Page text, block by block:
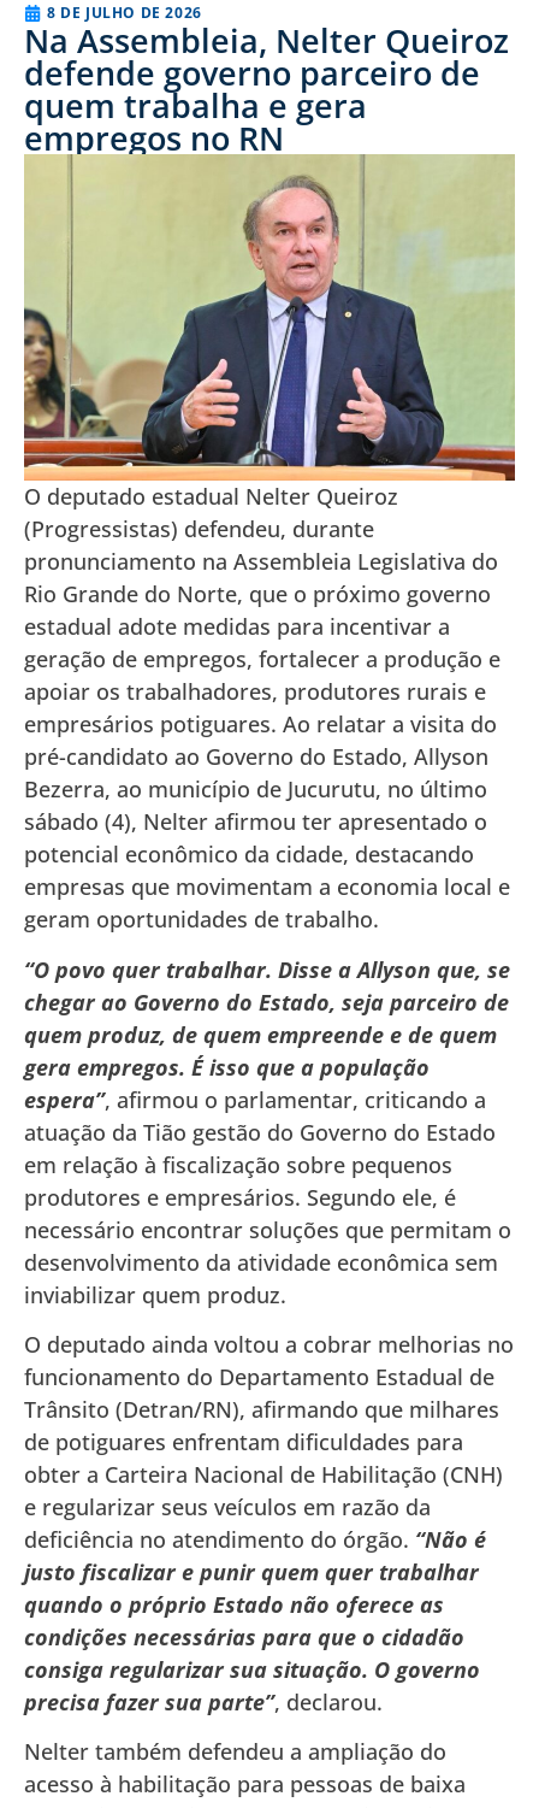
8 DE JULHO DE 2026
Na Assembleia, Nelter Queiroz
defende governo parceiro de
quem trabalha e gera
empregos no RN
O deputado estadual Nelter Queiroz
(Progressistas) defendeu, durante
pronunciamento na Assembleia Legislativa do
Rio Grande do Norte, que o próximo governo
estadual adote medidas para incentivar a
geração de empregos, fortalecer a produção e
apoiar os trabalhadores, produtores rurais e
empresários potiguares. Ao relatar a visita do
pré-candidato ao Governo do Estado, Allyson
Bezerra, ao município de Jucurutu, no último
sábado (4), Nelter afirmou ter apresentado o
potencial econômico da cidade, destacando
empresas que movimentam a economia local e
geram oportunidades de trabalho.
“O povo quer trabalhar. Disse a Allyson que, se
chegar ao Governo do Estado, seja parceiro de
quem produz, de quem empreende e de quem
gera empregos. É isso que a população
espera”, afirmou o parlamentar, criticando a
atuação da Tião gestão do Governo do Estado
em relação à fiscalização sobre pequenos
produtores e empresários. Segundo ele, é
necessário encontrar soluções que permitam o
desenvolvimento da atividade econômica sem
inviabilizar quem produz.
O deputado ainda voltou a cobrar melhorias no
funcionamento do Departamento Estadual de
Trânsito (Detran/RN), afirmando que milhares
de potiguares enfrentam dificuldades para
obter a Carteira Nacional de Habilitação (CNH)
e regularizar seus veículos em razão da
deficiência no atendimento do órgão. “Não é
justo fiscalizar e punir quem quer trabalhar
quando o próprio Estado não oferece as
condições necessárias para que o cidadão
consiga regularizar sua situação. O governo
precisa fazer sua parte”, declarou.
Nelter também defendeu a ampliação do
acesso à habilitação para pessoas de baixa